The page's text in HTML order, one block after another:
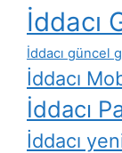
İddacı
İddacı güncel
İddacı
İddacı
İddacı